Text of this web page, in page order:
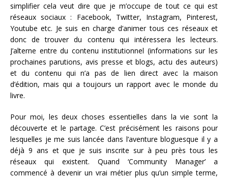
simplifier cela veut dire que je m’occupe de tout ce qui est
réseaux sociaux : Facebook, Twitter, Instagram, Pinterest,
Youtube etc. Je suis en charge d’animer tous ces réseaux et
donc de trouver du contenu qui intéressera les lecteurs.
J’alterne entre du contenu institutionnel (informations sur les
prochaines parutions, avis presse et blogs, actu des auteurs)
et du contenu qui n’a pas de lien direct avec la maison
d’édition, mais qui a toujours un rapport avec le monde du
livre.
Pour moi, les deux choses essentielles dans la vie sont la
découverte et le partage. C’est précisément les raisons pour
lesquelles je me suis lancée dans l’aventure bloguesque il y a
déjà 9 ans et que je suis inscrite sur à peu près tous les
réseaux qui existent. Quand ‘Community Manager’ a
commencé à devenir un vrai métier plus qu’un simple terme,